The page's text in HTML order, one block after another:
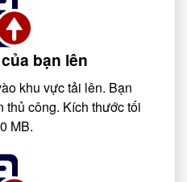
bạn lên
khu vực tải lên. Bạn
thủ công. Kích thước tối
MB.